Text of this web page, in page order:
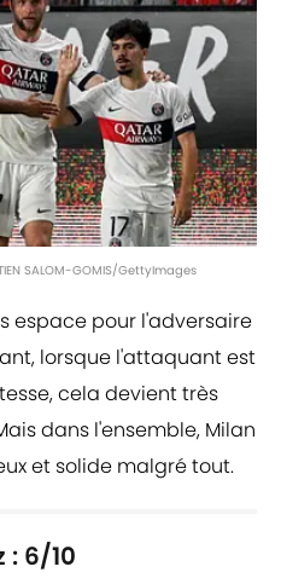
SALOM-GOMIS/GettyImages
espace pour l'adversaire
lorsque l'attaquant est
cela devient très
dans l'ensemble, Milan
et solide malgré tout.
: 6/10